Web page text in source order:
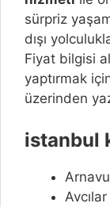
sürpriz
dışı
Fiyat bilgisi
yaptırmak
üzerinden
istanbul